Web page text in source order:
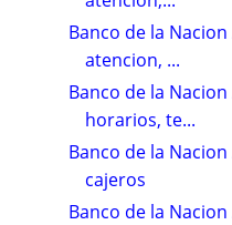
Banco de la
atencion, ...
Banco de la
horarios, te...
Banco de la
cajeros
Banco de la